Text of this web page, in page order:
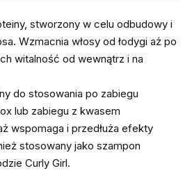
stworzony w celu odbudowy i
Wzmacnia włosy od łodygi aż po
witalność od wewnątrz i na
do stosowania po zabiegu
lub zabiegu z kwasem
wspomaga i przedłuża efekty
stosowany jako szampon
Curly Girl.